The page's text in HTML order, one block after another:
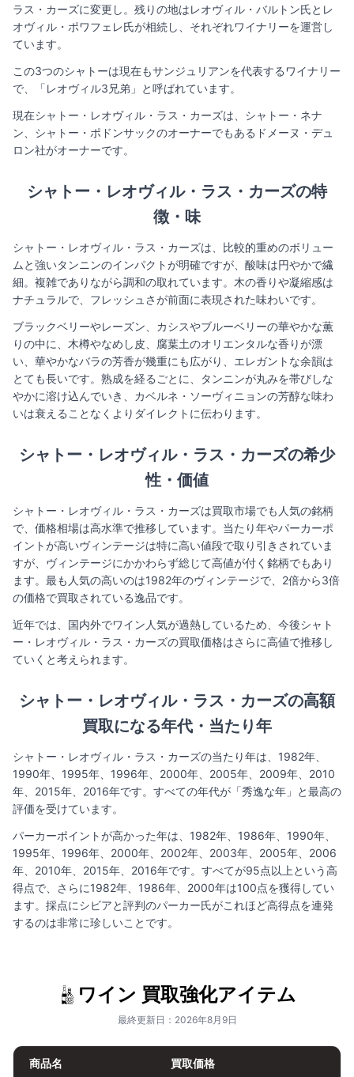
ラス・カーズに変更し。残りの地はレオヴィル・バルトン氏とレ
オヴィル・ポワフェレ氏が相続し、それぞれワイナリーを運営し
ています。
この3つのシャトーは現在もサンジュリアンを代表するワイナリー
で、「レオヴィル3兄弟」と呼ばれています。
現在シャトー・レオヴィル・ラス・カーズは、シャトー・ネナ
ン、シャトー・ポドンサックのオーナーでもあるドメーヌ・デュ
ロン社がオーナーです。
シャトー・レオヴィル・ラス・カーズの特
徴・味
シャトー・レオヴィル・ラス・カーズは、比較的重めのボリュー
ムと強いタンニンのインパクトが明確ですが、酸味は円やかで繊
細。複雑でありながら調和の取れています。木の香りや凝縮感は
ナチュラルで、フレッシュさが前面に表現された味わいです。
ブラックベリーやレーズン、カシスやブルーベリーの華やかな薫
りの中に、木樽やなめし皮、腐葉土のオリエンタルな香りが漂
い、華やかなバラの芳香が幾重にも広がり、エレガントな余韻は
とても長いです。熟成を経るごとに、タンニンが丸みを帯びしな
やかに溶け込んでいき、カベルネ・ソーヴィニョンの芳醇な味わ
いは衰えることなくよりダイレクトに伝わります。
シャトー・レオヴィル・ラス・カーズの希少
性・価値​
シャトー・レオヴィル・ラス・カーズは買取市場でも人気の銘柄
で、価格相場は高水準で推移しています。当たり年やパーカーポ
イントが高いヴィンテージは特に高い値段で取り引きされていま
すが、ヴィンテージにかかわらず総じて高値が付く銘柄でもあり
ます。最も人気の高いのは1982年のヴィンテージで、2倍から3倍
の価格で買取されている逸品です。
近年では、国内外でワイン人気が過熱しているため、今後シャト
ー・レオヴィル・ラス・カーズの買取価格はさらに高値で推移し
ていくと考えられます。
シャトー・レオヴィル・ラス・カーズの高額
買取になる年代・当たり年
シャトー・レオヴィル・ラス・カーズの当たり年は、1982年、
1990年、1995年、1996年、2000年、2005年、2009年、2010
年、2015年、2016年です。すべての年代が「秀逸な年」と最高の
評価を受けています。
パーカーポイントが高かった年は、1982年、1986年、1990年、
1995年、1996年、2000年、2002年、2003年、2005年、2006
年、2010年、2015年、2016年です。すべてが95点以上という高
得点で、さらに1982年、1986年、2000年は100点を獲得してい
ます。採点にシビアと評判のパーカー氏がこれほど高得点を連発
するのは非常に珍しいことです。
ワイン 買取強化アイテム
最終更新日：2026年8月9日
商品名 買取価格